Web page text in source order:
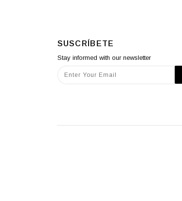
SUSCRÍBETE
Stay informed with our newsletter